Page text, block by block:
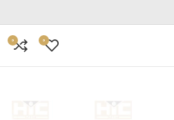
0
0